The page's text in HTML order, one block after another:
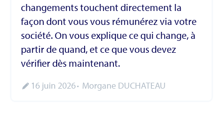
changements touchent directement la
façon dont vous vous rémunérez via votre
société. On vous explique ce qui change, à
partir de quand, et ce que vous devez
vérifier dès maintenant.
16 juin 2026 Morgane DUCHATEAU